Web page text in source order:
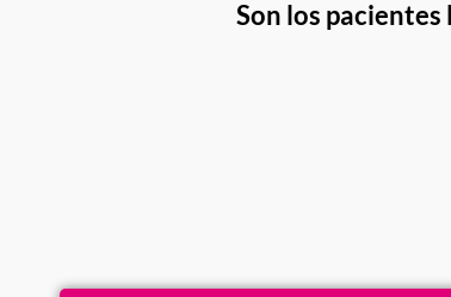
Son los